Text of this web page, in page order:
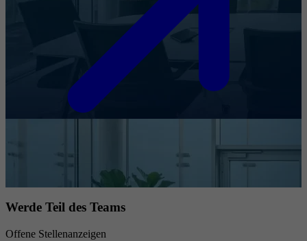
Werde Teil des Teams
Offene Stellenanzeigen